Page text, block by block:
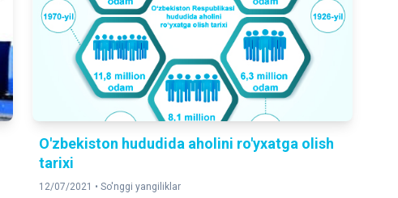
O'zbekiston hududida aholini ro'yxatga olish
tarixi
12/07/2021 •So'nggi yangiliklar